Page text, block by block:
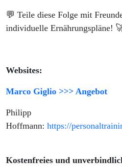
💬 Teile diese Folge mit
individuelle Ernährungspläne!
Websites:
Marco Giglio >>> Angebot
Philipp
Hoffmann: https://
Kostenfreies und